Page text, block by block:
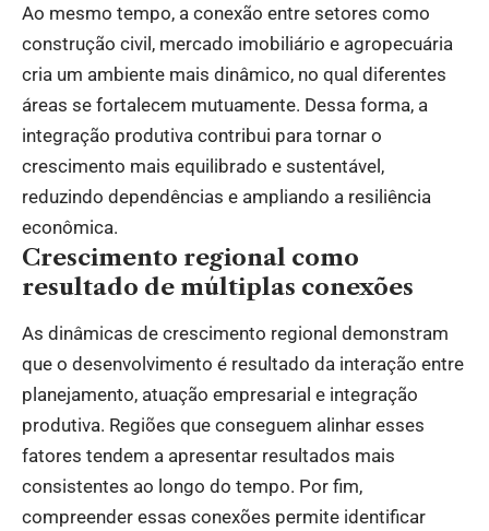
Ao mesmo tempo, a conexão entre setores como
construção civil, mercado imobiliário e agropecuária
cria um ambiente mais dinâmico, no qual diferentes
áreas se fortalecem mutuamente. Dessa forma, a
integração produtiva contribui para tornar o
crescimento mais equilibrado e sustentável,
reduzindo dependências e ampliando a resiliência
econômica.
Crescimento regional como
resultado de múltiplas conexões
As dinâmicas de crescimento regional demonstram
que o desenvolvimento é resultado da interação entre
planejamento, atuação empresarial e integração
produtiva. Regiões que conseguem alinhar esses
fatores tendem a apresentar resultados mais
consistentes ao longo do tempo. Por fim,
compreender essas conexões permite identificar